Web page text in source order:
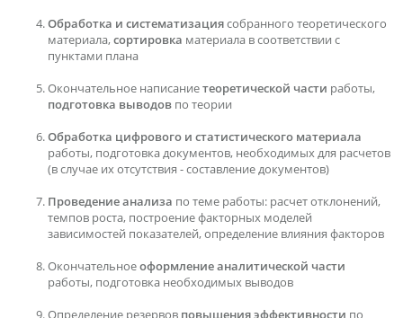
Обработка и систематизациясобранного теоретического
материала,сортировка материала в соответствии с
пунктами плана
Окончательное написаниетеоретической части работы,
подготовка выводов по теории
Обработка цифрового и статистического материала
работы, подготовка документов, необходимых для расчетов
(в случае их отсутствия - составление документов)
Проведение анализа по теме работы: расчет отклонений,
темпов роста, построение факторных моделей
зависимостей показателей, определение влияния факторов
Окончательноеоформление аналитической части
работы, подготовка необходимых выводов
Определение резервов повышения эффективности по